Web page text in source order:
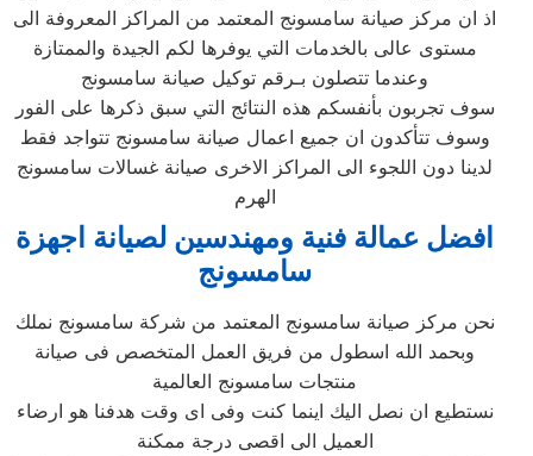
اذ ان مركز صيانة سامسونج المعتمد من المراكز المعروفة الى
مستوى عالى بالخدمات التي يوفرها لكم الجيدة والممتازة
وعندما تتصلون بـرقم توكيل صيانة سامسونج
سوف تجربون بأنفسكم هذه النتائج التي سبق ذكرها على الفور
وسوف تتأكدون ان جميع اعمال صيانة سامسونج تتواجد فقط
لدينا دون اللجوء الى المراكز الاخرى صيانة غسالات سامسونج
الهرم
افضل عمالة فنية ومهندسين لصيانة اجهزة
سامسونج
نحن مركز صيانة سامسونج المعتمد من شركة سامسونج نملك
وبحمد الله اسطول من فريق العمل المتخصص فى صيانة
منتجات سامسونج العالمية
نستطيع ان نصل اليك اينما كنت وفى اى وقت هدفنا هو ارضاء
العميل الى اقصى درجة ممكنة